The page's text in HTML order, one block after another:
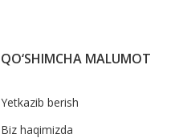
QO‘SHIMCHA MALUMOT
Yetkazib berish
Biz haqimizda